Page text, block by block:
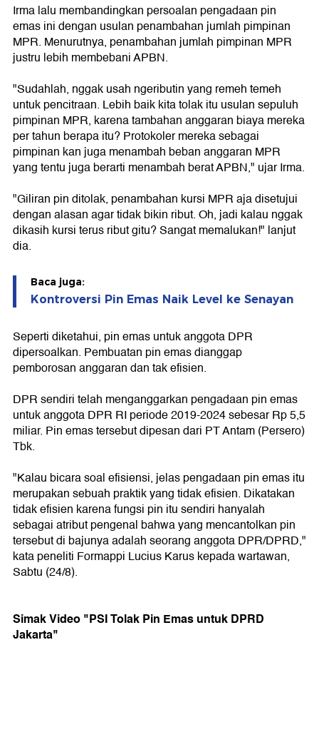
Irma lalu membandingkan persoalan pengadaan pin
emas ini dengan usulan penambahan jumlah pimpinan
MPR. Menurutnya, penambahan jumlah pimpinan MPR
justru lebih membebani APBN.
"Sudahlah, nggak usah ngeributin yang remeh temeh
untuk pencitraan. Lebih baik kita tolak itu usulan sepuluh
pimpinan MPR, karena tambahan anggaran biaya mereka
per tahun berapa itu? Protokoler mereka sebagai
pimpinan kan juga menambah beban anggaran MPR
yang tentu juga berarti menambah berat APBN," ujar Irma.
"Giliran pin ditolak, penambahan kursi MPR aja disetujui
dengan alasan agar tidak bikin ribut. Oh, jadi kalau nggak
dikasih kursi terus ribut gitu? Sangat memalukan!" lanjut
dia.
Baca juga:
Kontroversi Pin Emas Naik Level ke Senayan
Seperti diketahui, pin emas untuk anggota DPR
dipersoalkan. Pembuatan pin emas dianggap
pemborosan anggaran dan tak efisien.
DPR sendiri telah menganggarkan pengadaan pin emas
untuk anggota DPR RI periode 2019-2024 sebesar Rp 5,5
miliar. Pin emas tersebut dipesan dari PT Antam (Persero)
Tbk.
"Kalau bicara soal efisiensi, jelas pengadaan pin emas itu
merupakan sebuah praktik yang tidak efisien. Dikatakan
tidak efisien karena fungsi pin itu sendiri hanyalah
sebagai atribut pengenal bahwa yang mencantolkan pin
tersebut di bajunya adalah seorang anggota DPR/DPRD,"
kata peneliti Formappi Lucius Karus kepada wartawan,
Sabtu (24/8).
Simak Video "PSI Tolak Pin Emas untuk DPRD
Jakarta"